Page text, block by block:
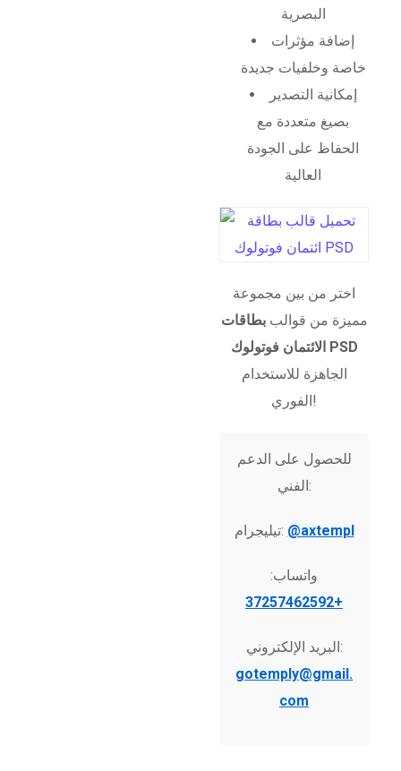
البصرية
إضافة مؤثرات
خاصة وخلفيات جديدة
إمكانية التصدير
بصيغ متعددة مع
الحفاظ على الجودة
العالية
اختر من بين مجموعة
مميزة من قوالببطاقات
الائتمان فوتولوك PSD
الجاهزة للاستخدام
الفوري!
للحصول على الدعم
الفني:
تيليجرام: @axtempl
واتساب:
+37257462592
البريد الإلكتروني:
gotemply@gmail.
com